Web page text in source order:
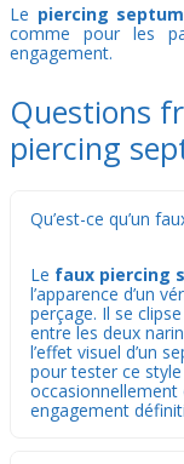
Le piercing
comme pour les
engagement.
Questions
piercing
Qu’est-ce qu’un
Le faux piercing
l’apparence d’un
perçage. Il se
entre les deux
l’effet visuel d’un
pour tester ce
occasionnellement
engagement